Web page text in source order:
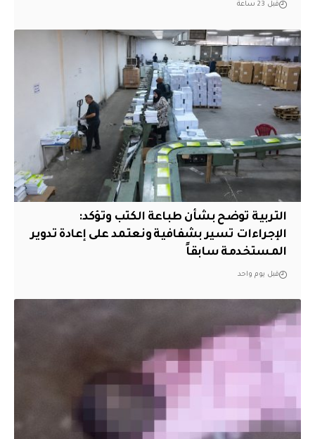
قبل 23 ساعة
التربية توضح بشأن طباعة الكتب وتؤكد:
الإجراءات تسير بشفافية ونعتمد على إعادة تدوير
المستخدمة سابقاً
قبل يوم واحد